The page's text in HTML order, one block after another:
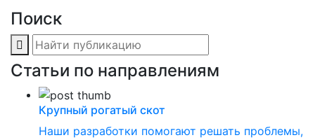
Поиск
Статьи по направлениям
Крупный рогатый скот
Наши разработки помогают решать проблемы,